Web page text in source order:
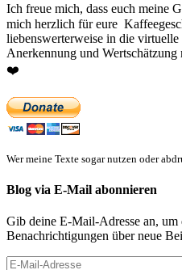
Ich freue mich, dass euch meine
mich herzlich für eure
liebenswerterweise in die virtuelle
Anerkennung und
❤️
Wer meine Texte sogar nutzen oder
Blog via E-Mail abonnieren
Gib deine E-Mail-Adresse an,
Benachrichtigungen über neue
E-